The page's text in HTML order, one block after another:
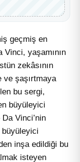
geçmiş en
Vinci, yaşamının
zekâsının
ve şaşırtmaya
bu sergi,
büyüleyici
Vinci’nin
inşa edildiği bu
isteyen